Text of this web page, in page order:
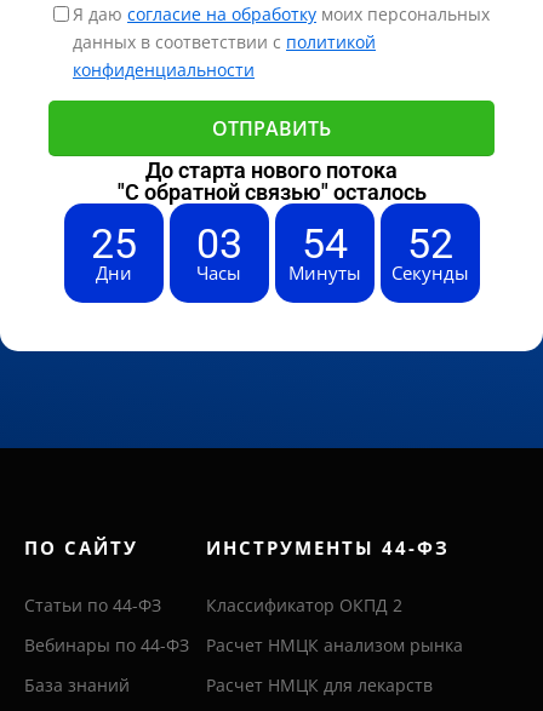
Я даю согласие на обработку моих персональных
данных в соответствии с политикой
конфиденциальности
До старта нового потока
"С обратной связью" осталось
25
Дни
03
Часы
54
Минуты
51
Секунды
ПО САЙТУ
Статьи по 44-ФЗ
Вебинары по 44-ФЗ
База знаний
ИНСТРУМЕНТЫ 44-ФЗ
Классификатор ОКПД 2
Расчет НМЦК анализом рынка
Расчет НМЦК для лекарств